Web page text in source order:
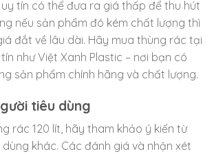
tín có thể đưa ra giá thấp để thu hút
nếu sản phẩm đó kém chất lượng thì
đắt về lâu dài. Hãy mua thùng rác tại
như Việt Xanh Plastic – nơi bạn có
sản phẩm chính hãng và chất lượng.
tiêu dùng
rác 120 lít, hãy tham khảo ý kiến từ
khác. Các đánh giá và nhận xét